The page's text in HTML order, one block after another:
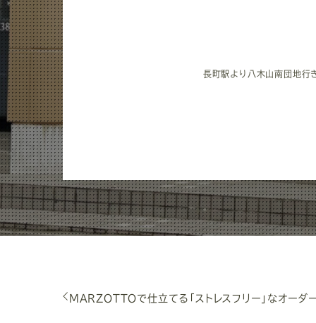
長町駅より八木山南団地
MARZOTTOで仕立てる「ストレスフリー」なオーダ